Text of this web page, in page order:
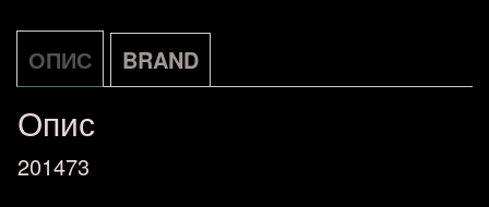
количина
ОПИС BRAND
Опис
201473